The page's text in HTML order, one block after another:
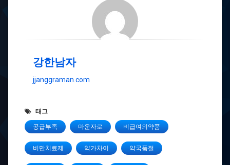
강한남자
jjanggraman.com
태그
공급부족 마운자로 비급여의약품
비만치료제 약가차이 약국품절